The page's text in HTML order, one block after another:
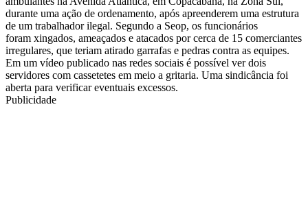
durante uma ação de ordenamento, após apreenderem uma estrutura
de um trabalhador ilegal. Segundo a Seop, os funcionários
foram xingados, ameaçados e atacados por cerca de 15 comerciantes
irregulares, que teriam atirado garrafas e pedras contra as equipes.
Em um vídeo publicado nas redes sociais é possível ver dois
servidores com cassetetes em meio a gritaria. Uma sindicância foi
aberta para verificar eventuais excessos.
Publicidade